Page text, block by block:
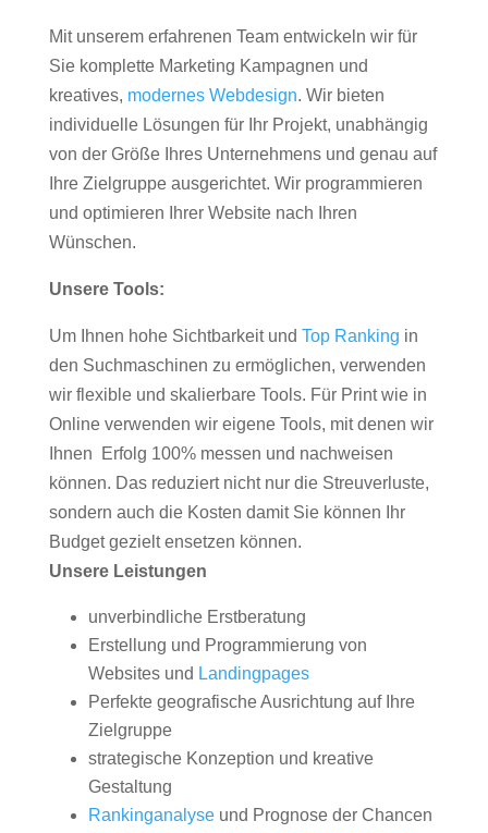
Mit unserem erfahrenen Team entwickeln wir für
Sie komplette Marketing Kampagnen und
kreatives, modernes Webdesign. Wir bieten
individuelle Lösungen für Ihr Projekt, unabhängig
von der Größe Ihres Unternehmens und genau auf
Ihre Zielgruppe ausgerichtet. Wir programmieren
und optimieren Ihrer Website nach Ihren
Wünschen.
Unsere Tools:
Um Ihnen hohe Sichtbarkeit und Top Ranking in
den Suchmaschinen zu ermöglichen, verwenden
wir flexible und skalierbare Tools. Für Print wie in
Online verwenden wir eigene Tools, mit denen wir
Ihnen Erfolg 100% messen und nachweisen
können. Das reduziert nicht nur die Streuverluste,
sondern auch die Kosten damit Sie können Ihr
Budget gezielt ensetzen können.
Unsere Leistungen
unverbindliche Erstberatung
Erstellung und Programmierung von
Websites und Landingpages
Perfekte geografische Ausrichtung auf Ihre
Zielgruppe
strategische Konzeption und kreative
Gestaltung
Rankinganalyseund Prognose der Chancen